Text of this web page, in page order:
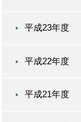
平成23年度
平成22年度
平成21年度